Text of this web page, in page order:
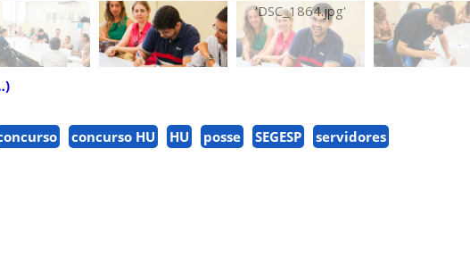
'DSC_1864.jpg'
concurso HU HU posse SEGESP servidores